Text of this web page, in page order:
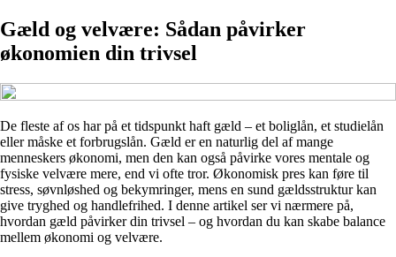
Gæld og velvære: Sådan påvirker
økonomien din trivsel
De fleste af os har på et tidspunkt haft gæld – et boliglån, et studielån
eller måske et forbrugslån. Gæld er en naturlig del af mange
menneskers økonomi, men den kan også påvirke vores mentale og
fysiske velvære mere, end vi ofte tror. Økonomisk pres kan føre til
stress, søvnløshed og bekymringer, mens en sund gældsstruktur kan
give tryghed og handlefrihed. I denne artikel ser vi nærmere på,
hvordan gæld påvirker din trivsel – og hvordan du kan skabe balance
mellem økonomi og velvære.